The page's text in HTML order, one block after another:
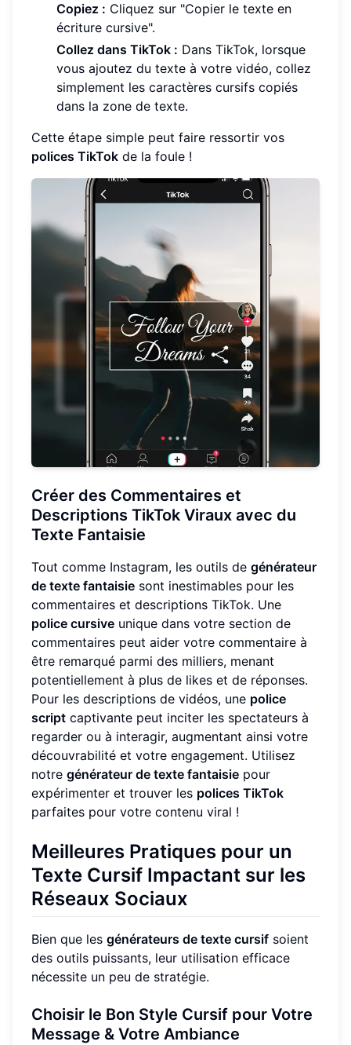
Copiez : Cliquez sur "Copier le texte en
écriture cursive".
Collez dans TikTok : Dans TikTok, lorsque
vous ajoutez du texte à votre vidéo, collez
simplement les caractères cursifs copiés
dans la zone de texte.
Cette étape simple peut faire ressortir vos
polices TikTok de la foule !
Créer des Commentaires et
Descriptions TikTok Viraux avec du
Texte Fantaisie
Tout comme Instagram, les outils de générateur
de texte fantaisie sont inestimables pour les
commentaires et descriptions TikTok. Une
police cursive unique dans votre section de
commentaires peut aider votre commentaire à
être remarqué parmi des milliers, menant
potentiellement à plus de likes et de réponses.
Pour les descriptions de vidéos, une police
script captivante peut inciter les spectateurs à
regarder ou à interagir, augmentant ainsi votre
découvrabilité et votre engagement. Utilisez
notre générateur de texte fantaisie pour
expérimenter et trouver les polices TikTok
parfaites pour votre contenu viral !
Meilleures Pratiques pour un
Texte Cursif Impactant sur les
Réseaux Sociaux
Bien que les générateurs de texte cursif soient
des outils puissants, leur utilisation efficace
nécessite un peu de stratégie.
Choisir le Bon Style Cursif pour Votre
Message & Votre Ambiance